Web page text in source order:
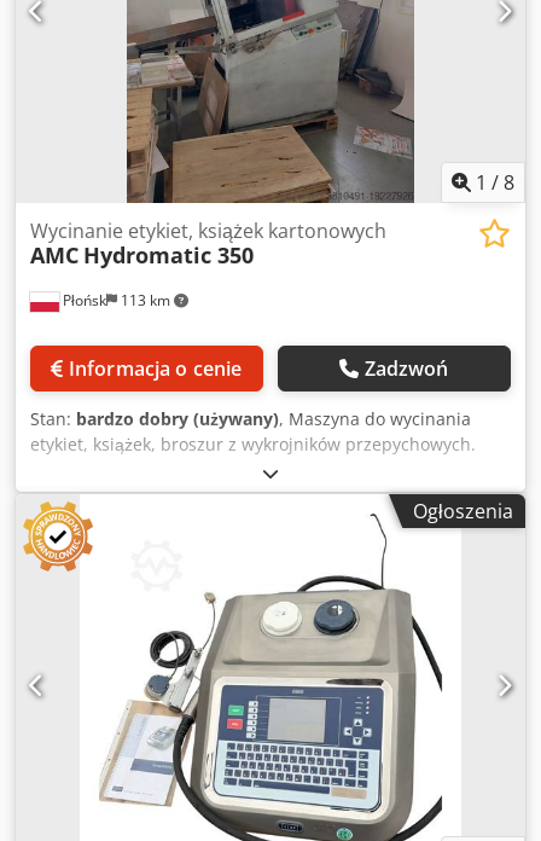
1 /8
Płońsk 113 km
Wycinanie etykiet, książek kartonowych
AMC Hydromatic 350
Informacja o cenie Zadzwoń
Stan: bardzo dobry (używany), Maszyna do wycinania
etykiet, książek, broszur z wykrojników przepychowych.
Maksymalny format 350 x 350 mm Chodpfjwm Hk Aex Al
Dsa
Ogłoszenia